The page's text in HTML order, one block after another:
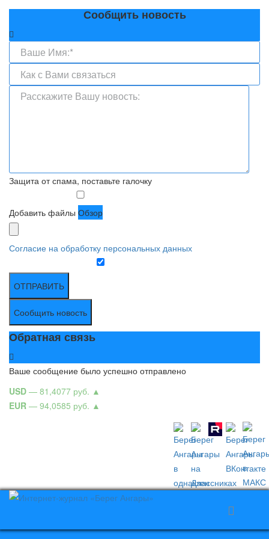
Сообщить новость
Защита от спама, поставьте галочку
Добавить файлы Обзор
Согласие на обработку персональных данных
ОТПРАВИТЬ
Сообщить новость
Обратная связь
Ваше сообщение было успешно отправлено
USD — 81,4077 руб. ▲
EUR — 94,0585 руб. ▲